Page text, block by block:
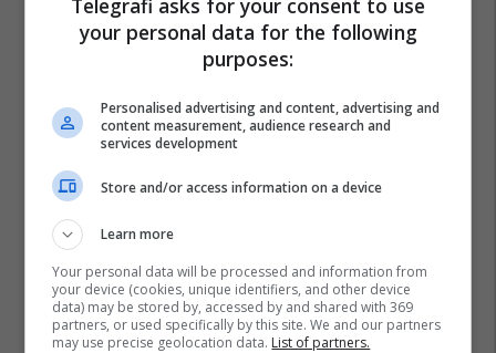
your personal data for the following
purposes:
Personalised advertising and content, advertising and
content measurement, audience research and
services development
Store and/or access information on a device
Learn more
Your personal data will be processed and information from
your device (cookies, unique identifiers, and other device
data) may be stored by, accessed by and shared with 369
partners, or used specifically by this site. We and our partners
may use precise geolocation data. List of partners.